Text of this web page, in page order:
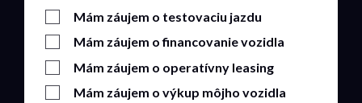
Mám záujem o testovaciu jazdu
Mám záujem o financovanie vozidla
Mám záujem o operatívny leasing
Mám záujem o výkup môjho vozidla